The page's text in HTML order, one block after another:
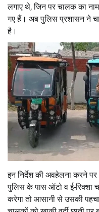
लगाए थे, जिन पर चालक का
गए हैं। अब पुलिस प्रशासन ने
है।
इन निर्देश की अवहेलना करने पर
पुलिस के पास ऑटो व ई-रिक्शा
करेगा तो आसानी से उसकी